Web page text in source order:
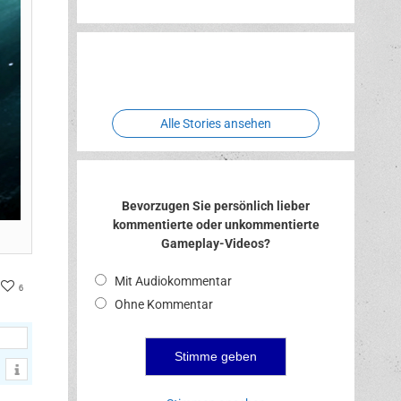
Facebook
6
Erlebnispark
Verbotene
Alle Stories ansehen
Bevorzugen Sie persönlich lieber
kommentierte oder unkommentierte
Gameplay-Videos?
Mit Audiokommentar
Ohne Kommentar